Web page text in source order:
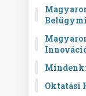
Oktatási